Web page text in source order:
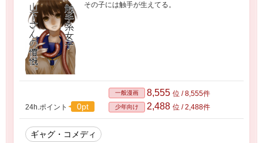
その子には触手が生えてる。
24h.ポイント 0pt
一般漫画 8,555 位 / 8,555件
少年向け 2,488 位 / 2,488件
ギャグ・コメディ